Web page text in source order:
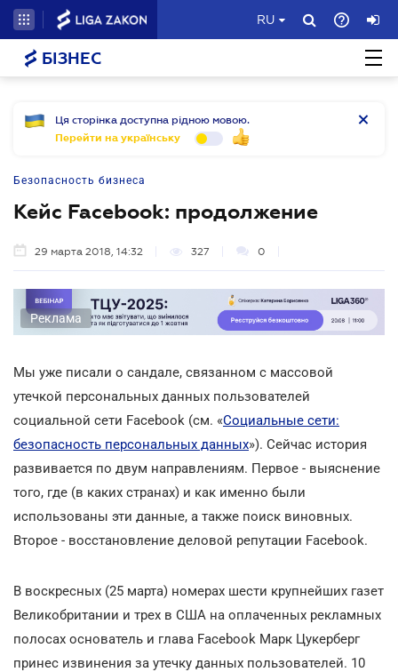
RU
БІЗНЕС
Ця сторінка доступна рідною мовою.
Перейти на українську
Безопасность бизнеса
Кейс Facebook: продолжение
29 марта 2018, 14:32 327 0
Реклама
Мы уже писали о сандале, связанном с массовой
утечкой персональных данных пользователей
социальной сети Facebook (см. «Социальные сети:
безопасность персональных данных»). Сейчас история
развивается по двум направлениям. Первое - выяснение
того, где (в каких странах) и как именно были
использованы эти данные, а также поиск виновных.
Второе - восстановление деловой репутации Facebook.
В воскресных (25 марта) номерах шести крупнейших газет
Великобритании и трех в США на оплаченных рекламных
полосах основатель и глава Facebook Марк Цукерберг
принес извинения за утечку данных пользователей. 10